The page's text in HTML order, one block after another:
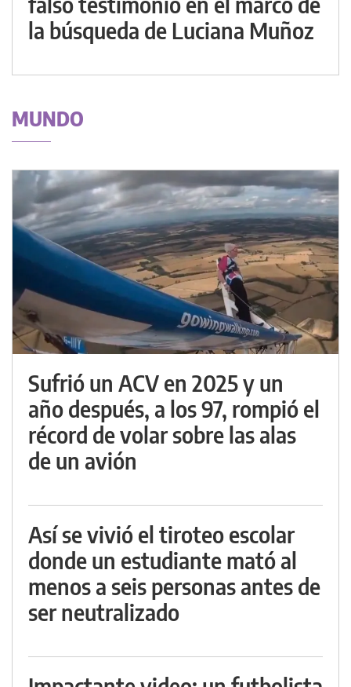
la búsqueda de Luciana Muñoz
MUNDO
Sufrió un ACV en 2025 y un
año después, a los 97, rompió el
récord de volar sobre las alas
de un avión
Así se vivió el tiroteo escolar
donde un estudiante mató al
menos a seis personas antes de
ser neutralizado